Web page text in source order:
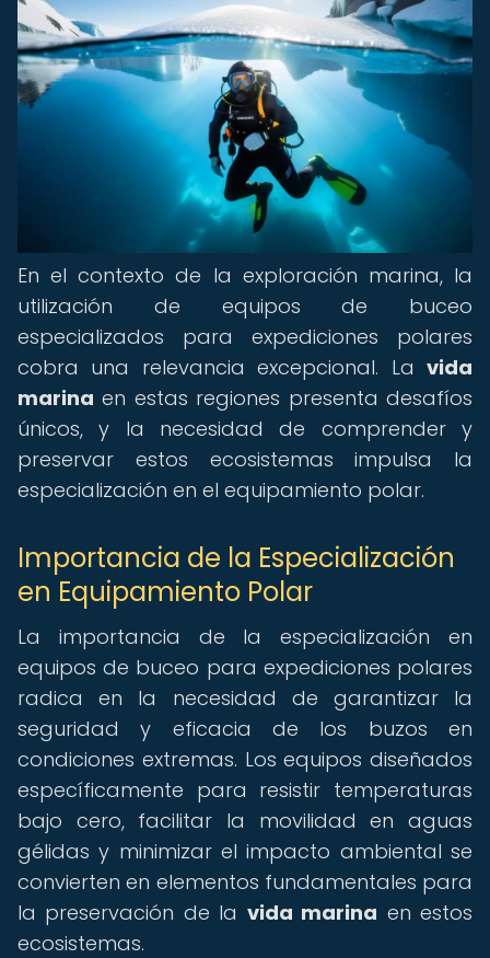
En el contexto de la exploración marina, la
utilización de equipos de buceo
especializados para expediciones polares
cobra una relevancia excepcional. La vida
marina en estas regiones presenta desafíos
únicos, y la necesidad de comprender y
preservar estos ecosistemas impulsa la
especialización en el equipamiento polar.
Importancia de la Especialización
en Equipamiento Polar
La importancia de la especialización en
equipos de buceo para expediciones polares
radica en la necesidad de garantizar la
seguridad y eficacia de los buzos en
condiciones extremas. Los equipos diseñados
específicamente para resistir temperaturas
bajo cero, facilitar la movilidad en aguas
gélidas y minimizar el impacto ambiental se
convierten en elementos fundamentales para
la preservación de la vida marina en estos
ecosistemas.